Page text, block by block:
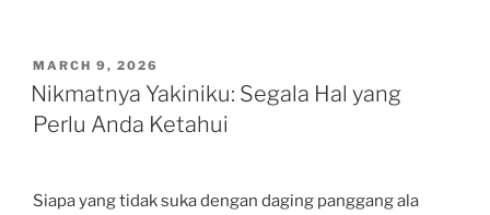
POSTED
ON
MARCH 9, 2026
Nikmatnya Yakiniku: Segala Hal yang
Perlu Anda Ketahui
Siapa yang tidak suka dengan daging panggang ala